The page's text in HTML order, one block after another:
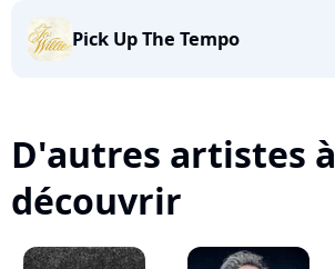
Pick Up The Tempo
D'autres artistes à
découvrir